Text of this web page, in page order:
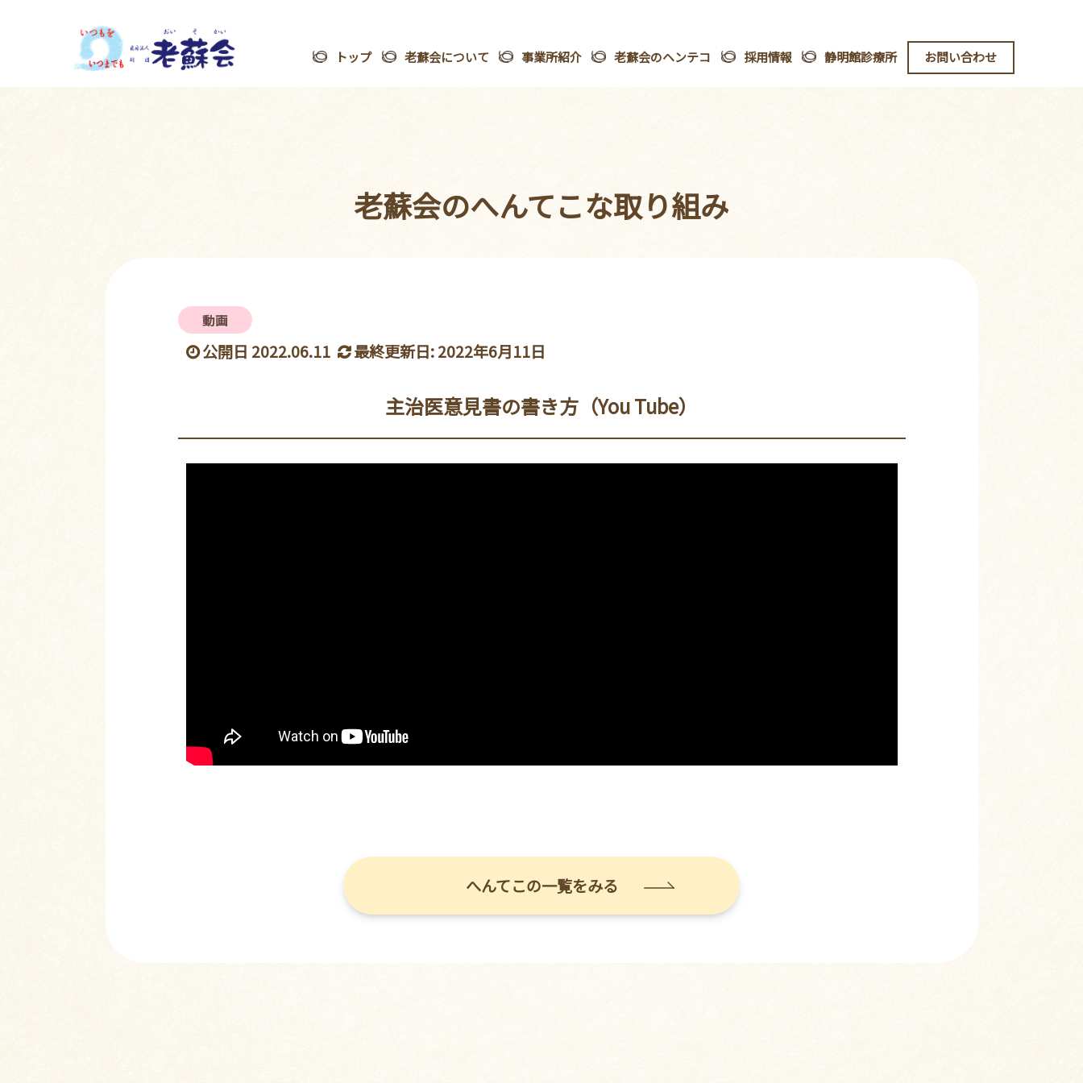
トップ 老蘇会について 事業所紹介 老蘇会のヘンテコ 採用情報 静明館診療所 お問い合わせ
老蘇会のへんてこな取り組み
動画
公開日 2022.06.11 最終更新日: 2022年6月11日
主治医意見書の書き方（You Tube）
へんてこの一覧をみる